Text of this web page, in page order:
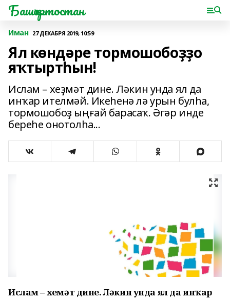
Башҡортостан
Иман 27 ДЕКАБРЯ 2019, 10:59
Ял көндәре тормошобоҙҙо
яҡтыртһын!
Ислам – хеҙмәт дине. Ләкин унда ял да
инҡар ителмәй. Икеһенә лә урын булһа,
тормошобоҙ ыңғай барасаҡ. Әгәр инде
береһе онотолһа...
Ислам – хеҙмәт дине. Ләкин унда ял да инҡар